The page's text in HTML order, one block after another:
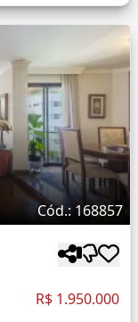
Cód.: 168857
R$ 1.950.000